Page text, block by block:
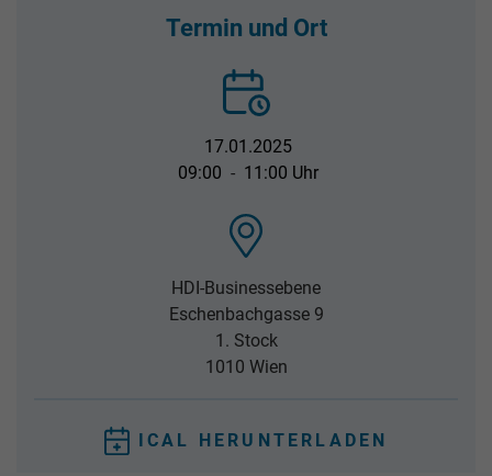
Termin und Ort
17.01.2025
09:00 - 11:00 Uhr
HDI-Businessebene
Eschenbachgasse 9
1. Stock
1010 Wien
ICAL HERUNTERLADEN